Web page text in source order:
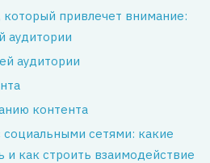
который привлечет внимание:
аудитории
аудитории
контента
социальными сетями: какие
как строить взаимодействие